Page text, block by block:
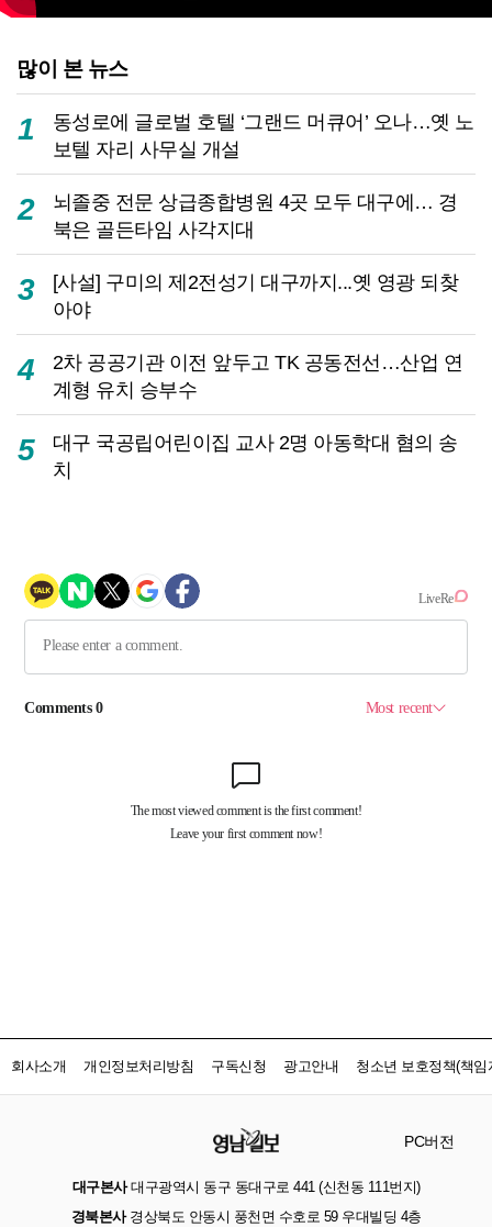
많이 본 뉴스
1
동성로에 글로벌 호텔 ‘그랜드 머큐어’ 오나…옛 노
보텔 자리 사무실 개설
2
뇌졸중 전문 상급종합병원 4곳 모두 대구에… 경
북은 골든타임 사각지대
3
[사설] 구미의 제2전성기 대구까지...옛 영광 되찾
아야
4
2차 공공기관 이전 앞두고 TK 공동전선…산업 연
계형 유치 승부수
5
대구 국공립어린이집 교사 2명 아동학대 혐의 송
치
회사소개 개인정보처리방침 구독신청 광고안내 청소년 보호정책(책임
PC버전
대구본사대구광역시 동구 동대구로 441 (신천동 111번지)
경북본사경상북도 안동시 풍천면 수호로 59 우대빌딩 4층